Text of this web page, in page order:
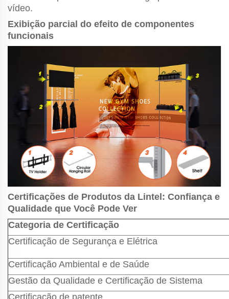
vídeo.
Exibição parcial do efeito de componentes
funcionais
Certificações de Produtos da Lintel: Confiança e
Qualidade que Você Pode Ver
Categoria de Certificação
Certificação de Segurança e Elétrica
Certificação Ambiental e de Saúde
Gestão da Qualidade e Certificação de Sistema